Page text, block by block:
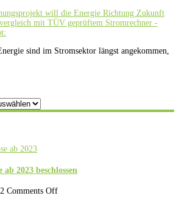
will die Energie Richtung Zukunft
mit TÜV geprüftem Stromrechner -
sind im Stromsektor längst angekommen,
2023 beschlossen
Comments Off